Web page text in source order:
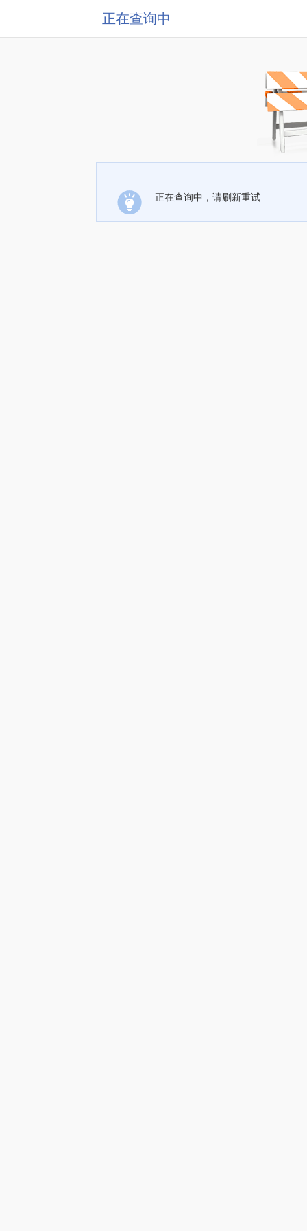
正在查询中
正在查询中，请刷新重试